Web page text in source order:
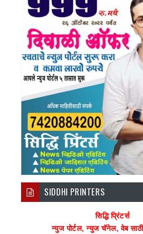
SIDDHI PRINTERS
सिद्धि प्रिंटर्स
न्युज पोर्टल, न्युज चॅनेल, वेब